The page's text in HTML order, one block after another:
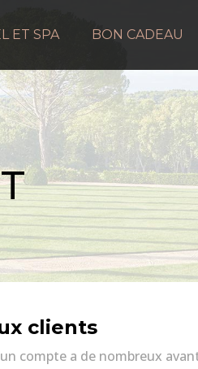
ET SPA BON CADEAU
clients
compte a de nombreux